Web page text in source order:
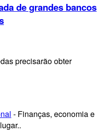
de grandes bancos
precisarão obter
- Finanças, economia e